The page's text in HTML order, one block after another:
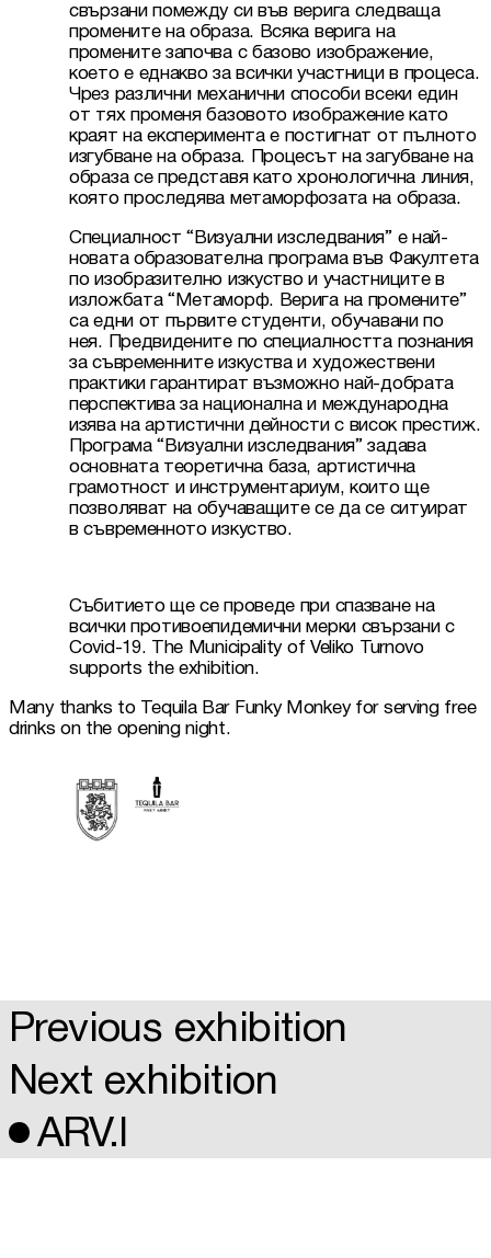
ARV.I
свързани помежду си във верига следваща
промените на образа. Всяка верига на
промените започва с базово изображение,
което e еднакво за всички участници в процеса.
Чрез различни механични способи всеки един
от тях променя базовото изображение като
краят на експеримента е постигнат от пълното
изгубване на образа. Процесът на загубване на
образа се представя като хронологична линия,
която проследява метаморфозата на образа.
Специалност “Визуални изследвания” е най-
новата образователна програма във Факултета
по изобразително изкуство и участниците в
изложбата “Метаморф. Верига на промените”
са едни от първите студенти, обучавани по
нея. Предвидените по специалността познания
за съвременните изкуства и художествени
практики гарантират възможно най-добрата
перспектива за национална и международна
изява на артистични дейности с висок престиж.
Програма “Визуални изследвания” задава
основната теоретична база, артистична
грамотност и инструментариум, които ще
позволяват на обучаващите се да се ситуират
в съвременното изкуство.
Събитието ще се проведе при спазване на
всички противоепидемични мерки свързани с
Covid-19. The Municipality of Veliko Turnovo
supports the exhibition.
Many thanks to Tequila Bar Funky Monkey for serving free
drinks on the opening night.
Previous exhibition
Next exhibition